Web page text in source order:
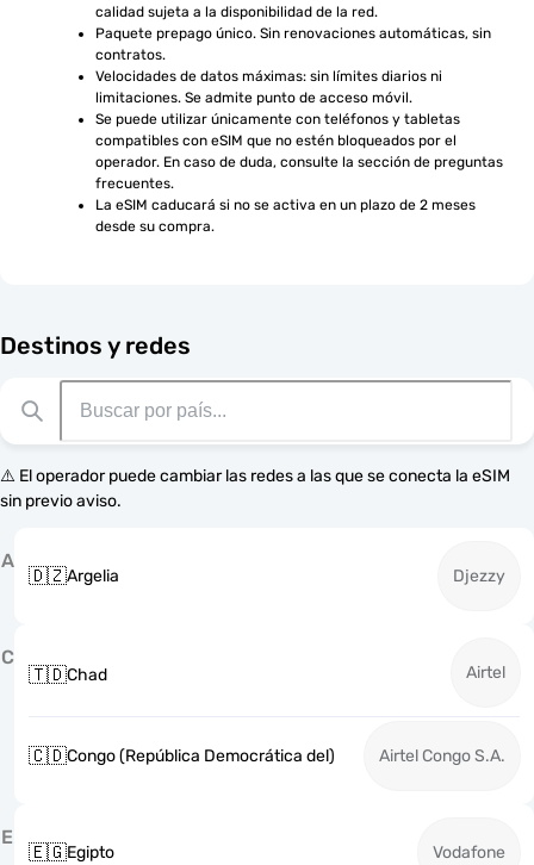
calidad sujeta a la disponibilidad de la red.
Paquete prepago único. Sin renovaciones automáticas, sin
contratos.
Velocidades de datos máximas: sin límites diarios ni
limitaciones. Se admite punto de acceso móvil.
Se puede utilizar únicamente con teléfonos y tabletas
compatibles con eSIM que no estén bloqueados por el
operador. En caso de duda, consulte la sección de preguntas
frecuentes.
La eSIM caducará si no se activa en un plazo de 2 meses
desde su compra.
Destinos y redes
⚠️ El operador puede cambiar las redes a las que se conecta la eSIM
sin previo aviso.
A
🇩🇿Argelia Djezzy
C
🇹🇩Chad Airtel
🇨🇩Congo (República Democrática del) Airtel Congo S.A.
E
🇪🇬Egipto Vodafone